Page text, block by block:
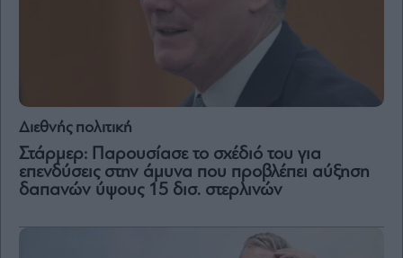
Διεθνής πολιτική
Στάρμερ: Παρουσίασε το σχέδιό του για
επενδύσεις στην άμυνα που προβλέπει αύξηση
δαπανών ύψους 15 δισ. στερλινών